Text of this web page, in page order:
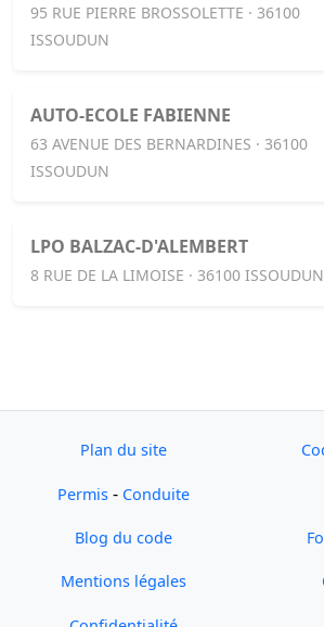
95 RUE PIERRE BROSSOLETTE · 36100
ISSOUDUN
AUTO-ECOLE FABIENNE
63 AVENUE DES BERNARDINES · 36100
ISSOUDUN
LPO BALZAC-D'ALEMBERT
8 RUE DE LA LIMOISE · 36100 ISSOUDUN
Plan du site
Permis - Conduite
Blog du code
Mentions légales